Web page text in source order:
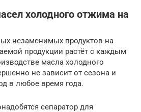
холодного отжима на
незаменимых продуктов на
продукции растёт с каждым
масла холодного
не зависит от сезона и
в любое время года.
сепаратор для